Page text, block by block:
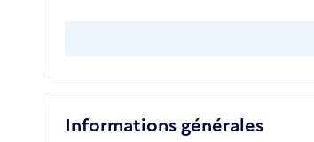
Informations générales